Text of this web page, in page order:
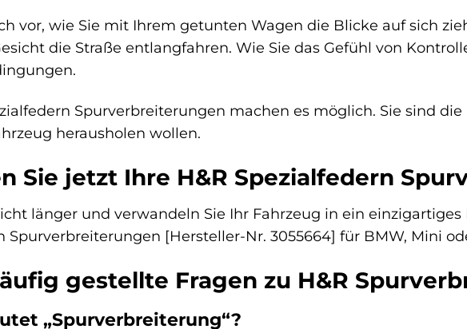
vor, wie Sie mit Ihrem getunten Wagen die Blicke auf sich
die Straße entlangfahren. Wie Sie das Gefühl von
Spurverbreiterungen machen es möglich. Sie sind
herausholen wollen.
Sie jetzt Ihre H&R Spezialfedern
länger und verwandeln Sie Ihr Fahrzeug in ein
Spurverbreiterungen [Hersteller-Nr. 3055664] für BMW, Mini
gestellte Fragen zu H&R
„Spurverbreiterung“?